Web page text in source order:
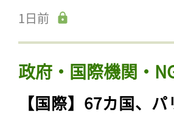
1日前
政府・国際機関・
【国際】67カ国、